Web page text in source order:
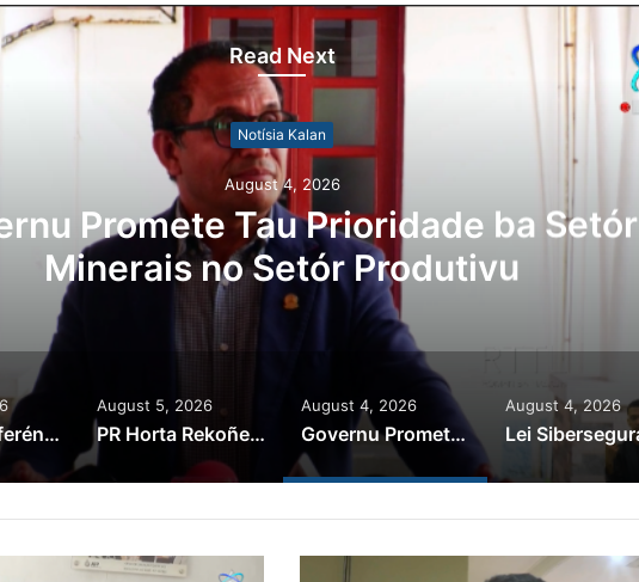
Read Next
Notísia Kalan
August 4, 2026
Promete Tau Prioridade ba Setór
Minerais no Setór Produtivu
Kazu Transferénsia Osan Millaun 42 Husi Singapura, Advogadu Sei Halo Rekursu
August 5, 2026
PR Horta Rekoñese Timoroan Sira Iha Diáspora Nia Kontribuisaun
August 4, 2026
Governu Promete Tau Prioridade ba Setór Minerais no Setór Produtivu
August 4, 2026